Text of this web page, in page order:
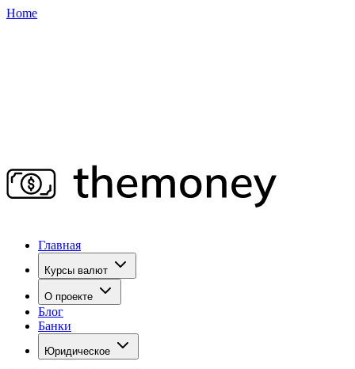
Home
Главная
Курсы валют
О проекте
Блог
Банки
Юридическое